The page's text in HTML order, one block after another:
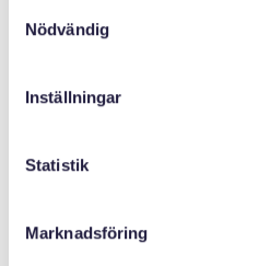
Nödvändig
Inställningar
Statistik
Marknadsföring